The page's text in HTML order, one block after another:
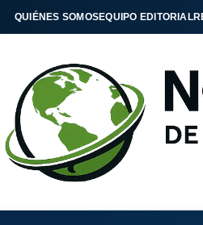
QUIÉNES SOMOSEQUIPO EDITORIAL